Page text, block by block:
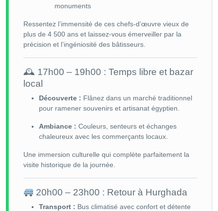
monuments
Ressentez l’immensité de ces chefs-d’œuvre vieux de
plus de 4 500 ans et laissez-vous émerveiller par la
précision et l’ingéniosité des bâtisseurs.
🕰 17h00 – 19h00 : Temps libre et bazar
local
Découverte : Flânez dans un marché traditionnel
pour ramener souvenirs et artisanat égyptien.
Ambiance : Couleurs, senteurs et échanges
chaleureux avec les commerçants locaux.
Une immersion culturelle qui complète parfaitement la
visite historique de la journée.
20h00 – 23h00 : Retour à Hurghada
Transport : Bus climatisé avec confort et détente